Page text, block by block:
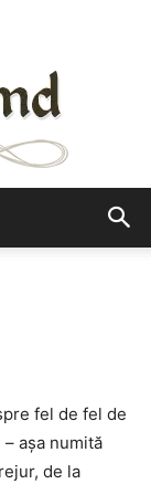
fel de fel de
așa numită
de la